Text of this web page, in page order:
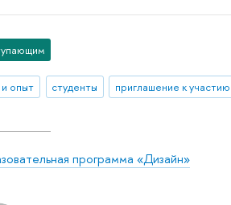
опыт студенты приглашение к участию
программа «Дизайн»